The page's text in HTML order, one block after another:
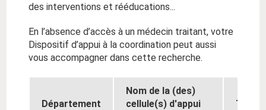
des interventions et rééducations...
En l’absence d’accès à un médecin traitant, votre
Dispositif d’appui à la coordination peut aussi
vous accompagner dans cette recherche.
Département
Nom de la (des)
cellule(s) d'appui